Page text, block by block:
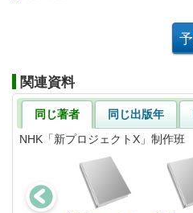
関連資料
同じ著者 同じ出版年
NHK「新プロジェクトX」制作班